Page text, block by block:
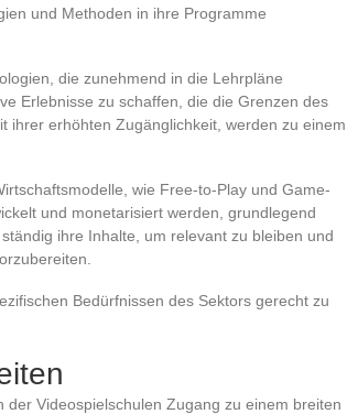
und Methoden in ihre Programme
die zunehmend in die Lehrpläne
Erlebnisse zu schaffen, die die Grenzen des
ihrer erhöhten Zugänglichkeit, werden zu einem
wie Free-to-Play und Game-
und monetarisiert werden, grundlegend
ihre Inhalte, um relevant zu bleiben und
Bedürfnissen des Sektors gerecht zu
der Videospielschulen Zugang zu einem breiten